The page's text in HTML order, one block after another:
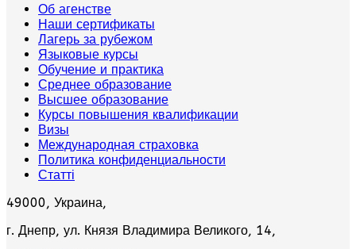
Об агенстве
Наши сертификаты
Лагерь за рубежом
Языковые курсы
Обучение и практика
Среднее образование
Высшее образование
Курсы повышения квалификации
Визы
Международная страховка
Политика конфиденциальности
Статті
49000, Украина,
г. Днепр, ул. Князя Владимира Великого, 14,